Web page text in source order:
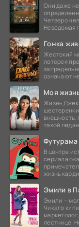
Они даже
Четверо
Неведомая
Гонка
Жестокий
лотерея
означают
Моя
Жизнь
внешность,
такой
В центре
сериала
жизнь
Эмили в
Эмили —
Чикаго
лестнице.